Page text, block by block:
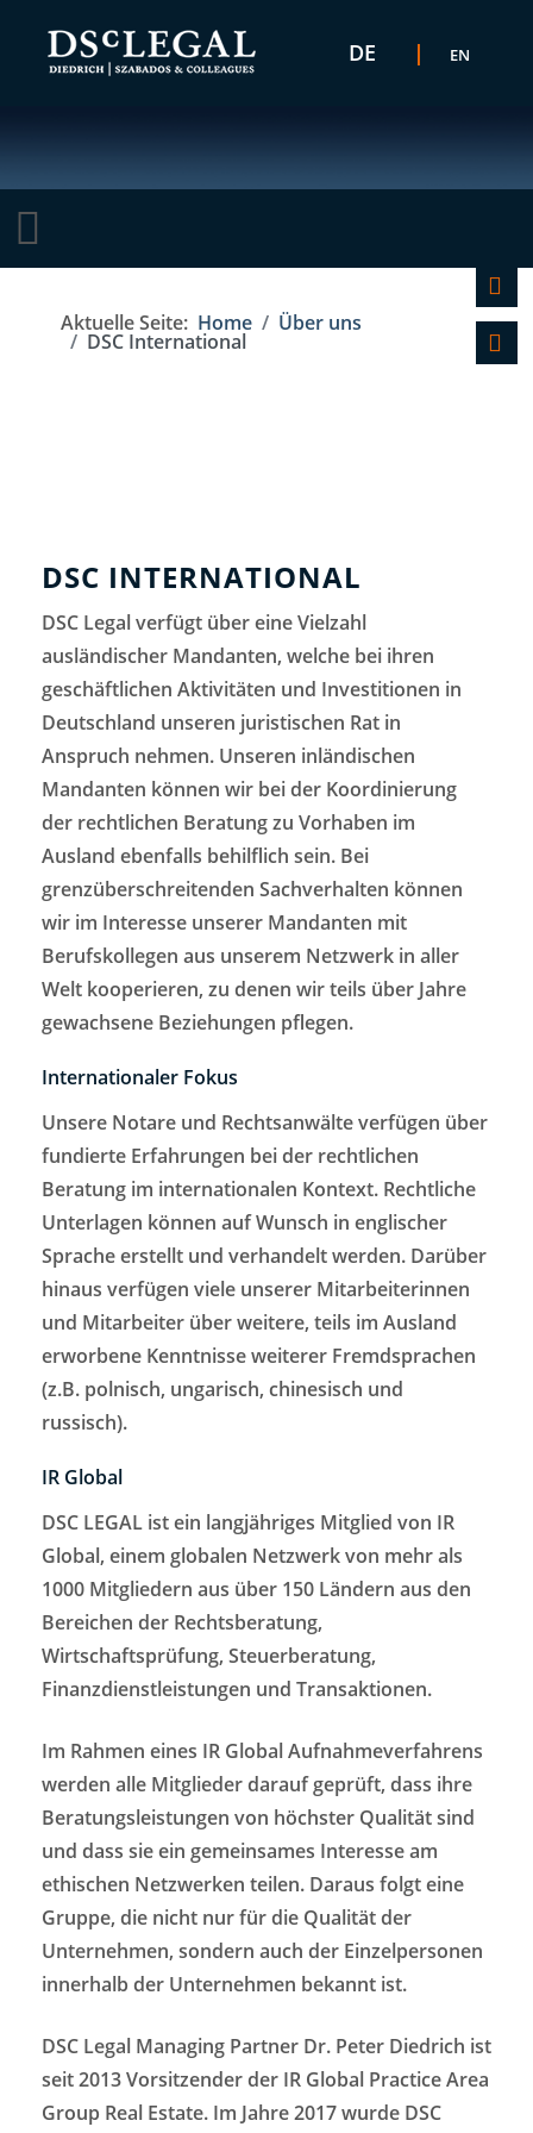
DE EN
Aktuelle Seite: Home Über uns
DSC International
DSC INTERNATIONAL
DSC Legal verfügt über eine Vielzahl
ausländischer Mandanten, welche bei ihren
geschäftlichen Aktivitäten und Investitionen in
Deutschland unseren juristischen Rat in
Anspruch nehmen. Unseren inländischen
Mandanten können wir bei der Koordinierung
der rechtlichen Beratung zu Vorhaben im
Ausland ebenfalls behilflich sein. Bei
grenzüberschreitenden Sachverhalten können
wir im Interesse unserer Mandanten mit
Berufskollegen aus unserem Netzwerk in aller
Welt kooperieren, zu denen wir teils über Jahre
gewachsene Beziehungen pflegen.
Internationaler Fokus
Unsere Notare und Rechtsanwälte verfügen über
fundierte Erfahrungen bei der rechtlichen
Beratung im internationalen Kontext. Rechtliche
Unterlagen können auf Wunsch in englischer
Sprache erstellt und verhandelt werden. Darüber
hinaus verfügen viele unserer Mitarbeiterinnen
und Mitarbeiter über weitere, teils im Ausland
erworbene Kenntnisse weiterer Fremdsprachen
(z.B. polnisch, ungarisch, chinesisch und
russisch).
IR Global
DSC LEGAL ist ein langjähriges Mitglied von IR
Global, einem globalen Netzwerk von mehr als
1000 Mitgliedern aus über 150 Ländern aus den
Bereichen der Rechtsberatung,
Wirtschaftsprüfung, Steuerberatung,
Finanzdienstleistungen und Transaktionen.
Im Rahmen eines IR Global Aufnahmeverfahrens
werden alle Mitglieder darauf geprüft, dass ihre
Beratungsleistungen von höchster Qualität sind
und dass sie ein gemeinsames Interesse am
ethischen Netzwerken teilen. Daraus folgt eine
Gruppe, die nicht nur für die Qualität der
Unternehmen, sondern auch der Einzelpersonen
innerhalb der Unternehmen bekannt ist.
DSC Legal Managing Partner Dr. Peter Diedrich ist
seit 2013 Vorsitzender der IR Global Practice Area
Group Real Estate. Im Jahre 2017 wurde DSC